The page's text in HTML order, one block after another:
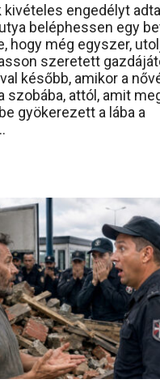
engedélyt
beléphessen egy
hogy még egyszer,
szeretett
később, amikor a
szobába, attól, amit
gyökerezett a lába a